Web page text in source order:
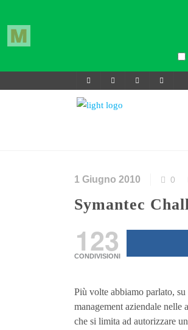
1 Giugno 2010 0
Symantec
123
CONDIVISIONI
Più volte abbiamo parlato,
management aziendale
che si limita ad autorizzare